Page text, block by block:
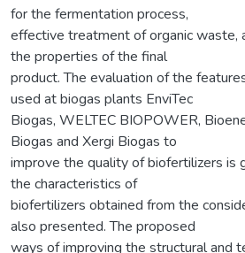
for the fermentation process,
effective treatment of organic waste,
the properties of the final
product. The evaluation of the
used at biogas plants EnviTec
Biogas, WELTEC BIOPOWER,
Biogas and Xergi Biogas to
improve the quality of biofertilizers is
the characteristics of
biofertilizers obtained from the
also presented. The proposed
ways of improving the structural and